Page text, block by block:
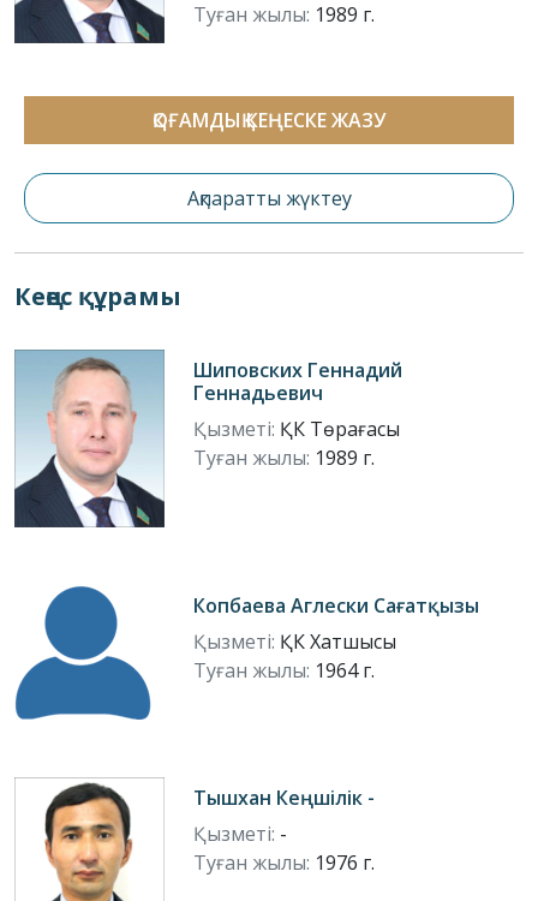
Туған жылы: 1989 г.
ҚОҒАМДЫҚ КЕҢЕСКЕ ЖАЗУ
Ақпаратты жүктеу
Кеңес құрамы
Шиповских Геннадий
Геннадьевич
Қызметі: ҚК Төрағасы
Туған жылы: 1989 г.
Копбаева Аглески Сағатқызы
Қызметі: ҚК Хатшысы
Туған жылы: 1964 г.
Тышхан Кеңшілік -
Қызметі: -
Туған жылы: 1976 г.